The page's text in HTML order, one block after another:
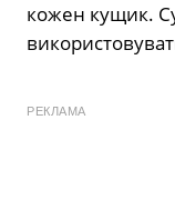
кожен кущик.
РЕКЛАМА